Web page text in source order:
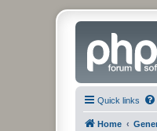
Quick links
Home